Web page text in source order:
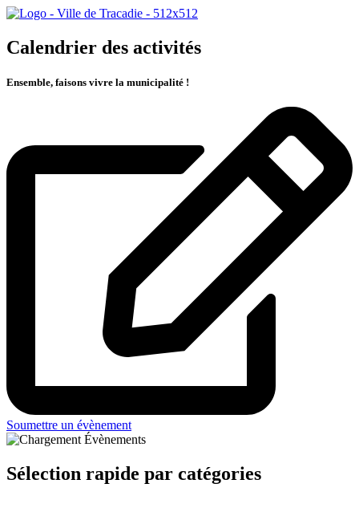
Calendrier des activités
Ensemble, faisons vivre la municipalité !
Soumettre un évènement
Sélection rapide par catégories